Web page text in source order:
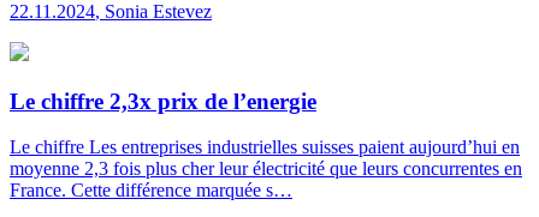
22.11.2024, Sonia Estevez
Le chiffre 2,3x prix de l’energie
Le chiffre Les entreprises industrielles suisses paient aujourd’hui en
moyenne 2,3 fois plus cher leur électricité que leurs concurrentes en
France. Cette différence marquée s…